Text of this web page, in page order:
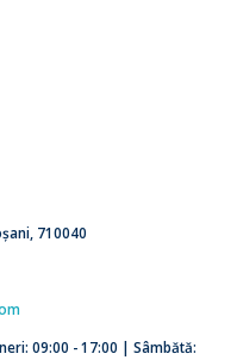
710040
09:00 - 17:00 | Sâmbătă: